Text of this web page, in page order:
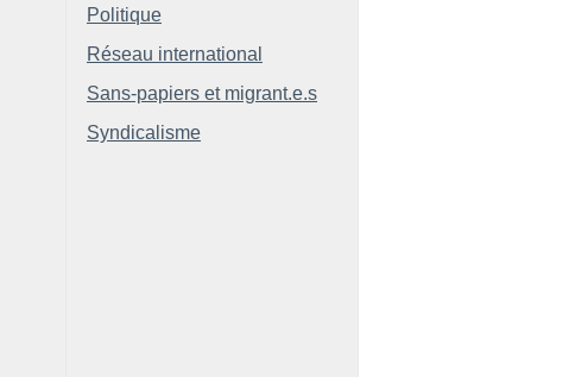
Politique
Réseau international
Sans-papiers et migrant.e.s
Syndicalisme